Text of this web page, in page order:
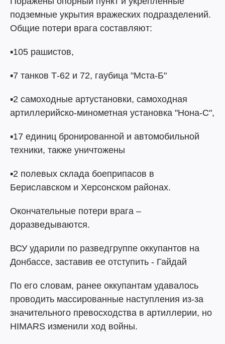
подземные укрытия вражеских подразделений.
Общие потери врага составляют:
▪️105 рашистов,
▪️7 танков Т-62 и 72, гаубица "Мста-Б"
▪️2 самоходные артустановки, самоходная
артиллерийско-минометная установка "Нона-С",
▪️17 единиц бронированной и автомобильной
техники, также уничтожены
▪️2 полевых склада боеприпасов в
Бериславском и Херсонском районах.
Окончательные потери врага –
доразведываются.
ВСУ ударили по разведгруппе оккупантов на
Донбассе, заставив ее отступить - Гайдай
По его словам, ранее оккупантам удавалось
проводить массированные наступления из-за
значительного превосходства в артиллерии, но
HIMARS изменили ход войны.